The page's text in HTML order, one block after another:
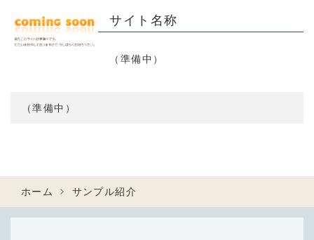
サイト名称
（準備中）
（準備中）
ホーム サンプル紹介